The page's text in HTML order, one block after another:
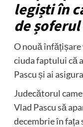
legiști în
de
O nouă înfățișare
ciuda faptului că
Pascu și ai
Judecătorul
Vlad Pascu să
decembrie în fața